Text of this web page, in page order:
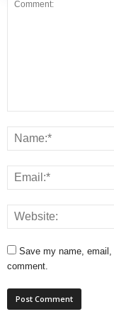
Save my name, email,
comment.